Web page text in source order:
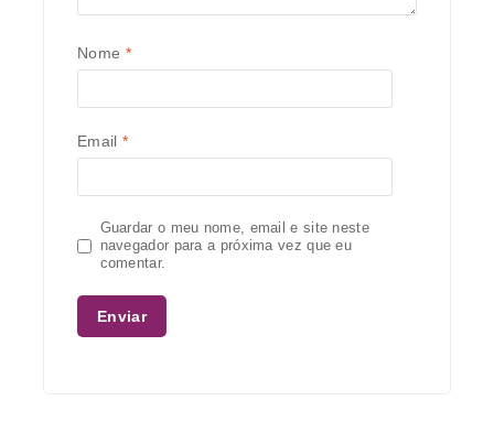
Nome *
Email *
Guardar o meu nome, email e site neste
navegador para a próxima vez que eu
comentar.